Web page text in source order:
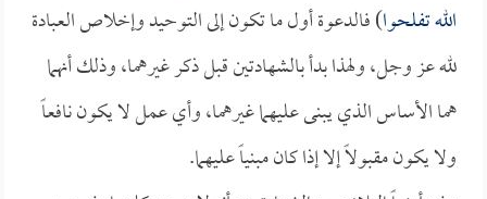
الله تفلحوا) فالدعوة أول ما تكون إلى التوحيد وإخلاص العبادة
لله عز وجل، ولهذا بدأ بالشهادتين قبل ذكر غيرهما، وذلك أنهما
هما الأساس الذي يبنى عليهما غيرهما، وأي عمل لا يكون نافعاً
ولا يكون مقبولاً إلا إذا كان مبنياً عليهما.